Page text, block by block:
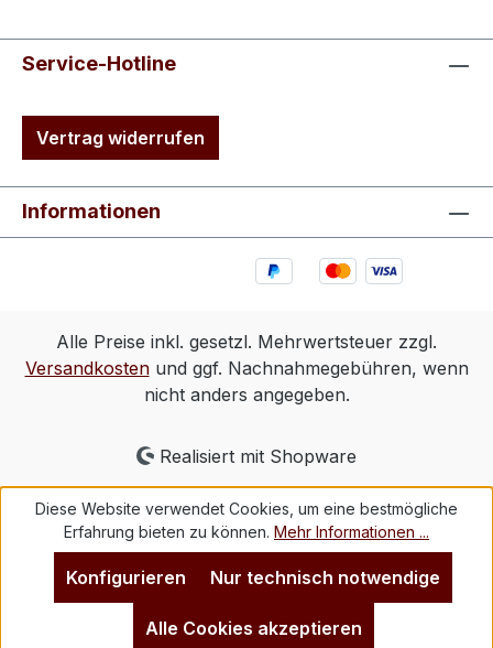
Service-Hotline
Vertrag widerrufen
Informationen
Alle Preise inkl. gesetzl. Mehrwertsteuer zzgl.
Versandkostenund ggf. Nachnahmegebühren, wenn
nicht anders angegeben.
Realisiert mit Shopware
Diese Website verwendet Cookies, um eine bestmögliche
Erfahrung bieten zu können. Mehr Informationen ...
Nur technisch notwendige
Konfigurieren
Alle Cookies akzeptieren